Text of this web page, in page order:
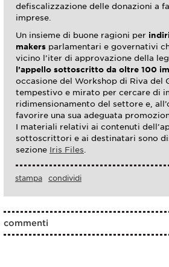
defiscalizzazione delle donazioni a
imprese.
Un insieme di buone ragioni per
makers parlamentari e governativi
vicino l’iter di approvazione della
l’appello sottoscritto da oltre 100
occasione del Workshop di Riva del
tempestivo e mirato per cercare di
ridimensionamento del settore e,
favorire una sua adeguata
I materiali relativi ai contenuti
sottoscrittori e ai destinatari sono
sezione Iris Files
stampa condividi
commenti